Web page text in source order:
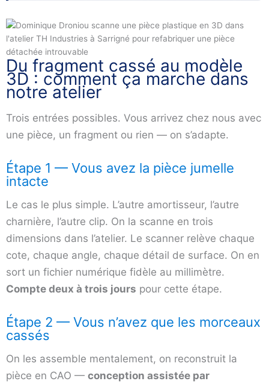
Du fragment cassé au modèle
3D : comment ça marche dans
notre atelier
Trois entrées possibles. Vous arrivez chez nous avec
une pièce, un fragment ou rien — on s’adapte.
Étape 1 — Vous avez la pièce jumelle
intacte
Le cas le plus simple. L’autre amortisseur, l’autre
charnière, l’autre clip. On la scanne en trois
dimensions dans l’atelier. Le scanner relève chaque
cote, chaque angle, chaque détail de surface. On en
sort un fichier numérique fidèle au millimètre.
Compte deux à trois jours pour cette étape.
Étape 2 — Vous n’avez que les morceaux
cassés
On les assemble mentalement, on reconstruit la
pièce en CAO — conception assistée par